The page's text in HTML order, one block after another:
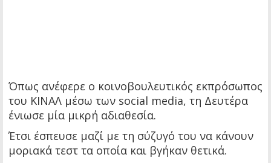
Όπως ανέφερε ο κοινοβουλευτικός εκπρόσωπος
του ΚΙΝΑΛ μέσω των social media, τη Δευτέρα
ένιωσε μία μικρή αδιαθεσία.
Έτσι έσπευσε μαζί με τη σύζυγό του να κάνουν
μοριακά τεστ τα οποία και βγήκαν θετικά.